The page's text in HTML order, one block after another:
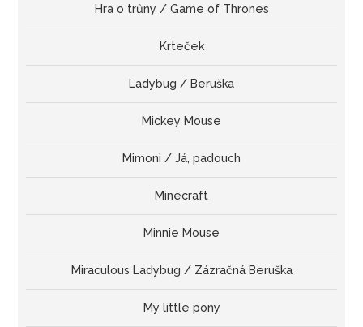
Hra o trůny / Game of Thrones
Krteček
Ladybug / Beruška
Mickey Mouse
Mimoni / Já, padouch
Minecraft
Minnie Mouse
Miraculous Ladybug / Zázračná Beruška
My little pony